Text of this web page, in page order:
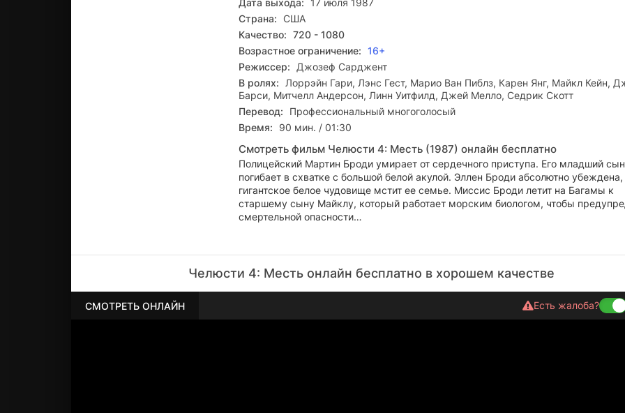
Дата выхода:
17 июля 1987
Страна: США
Качество: 720 - 1080
Возрастное ограничение: 16+
Режиссер:
Джозеф Сарджент
В ролях:
Лоррэйн Гари, Лэнс Гест, Марио Ван Пиблз, Карен Янг, Майкл Кейн,
Барси, Митчелл Андерсон, Линн Уитфилд, Джей Мелло, Седрик Скотт
Перевод:
Профессиональный многоголосый
Время:
90 мин. / 01:30
Смотреть фильм Челюсти 4: Месть (1987) онлайн бесплатно
Полицейский Мартин Броди умирает от сердечного приступа. Его младший
погибает в схватке с большой белой акулой. Эллен Броди абсолютно убеждена,
гигантское белое чудовище мстит ее семье. Миссис Броди летит на Багамы к
старшему сыну Майклу, который работает морским биологом, чтобы
смертельной опасности…
Челюсти 4: Месть онлайн бесплатно в хорошем качестве
СМОТРЕТЬ ОНЛАЙН Есть жалоба?